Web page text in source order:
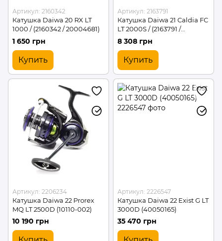
Артикул: 2160342
Катушка Daiwa 20 RX LT
1000 / (2160342 / 20004681)
1 650 грн
Купить
Артикул: 2163791
Катушка Daiwa 21 Caldia FC
LT 2000S / (2163791 /
20004708)
8 308 грн
Купить
Артикул: 2206234
Катушка Daiwa 22 Prorex
MQ LT 2500D (10110-002)
10 190 грн
Артикул: 2226547
Катушка Daiwa 22 Exist G LT
3000D (40050165)
35 470 грн